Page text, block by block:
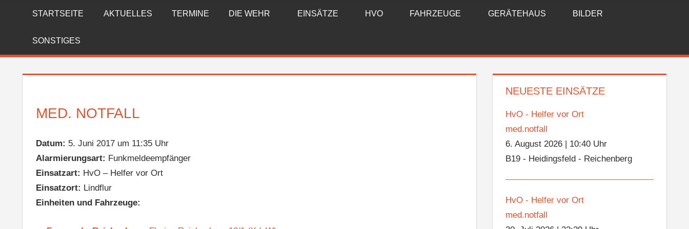
FREIWILLIGE
FEUERWEHR
REICHENBERG
STARTSEITE AKTUELLES TERMINE DIE WEHR EINSÄTZE HVO FAHRZEUGE GERÄTEHAUS BILDER
SONSTIGES
MED. NOTFALL
Datum: 5. Juni 2017 um 11:35 Uhr
Alarmierungsart: Funkmeldeempfänger
Einsatzart: HvO – Helfer vor Ort
Einsatzort: Lindflur
Einheiten und Fahrzeuge:
NEUESTE EINSÄTZE
HvO - Helfer vor Ort
med.notfall
6. August 2026
10:40 Uhr
B19 - Heidingsfeld - Reichenberg
HvO - Helfer vor Ort
med.notfall